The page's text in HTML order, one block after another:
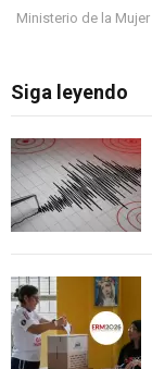
Ministerio de la Mujer
Siga leyendo